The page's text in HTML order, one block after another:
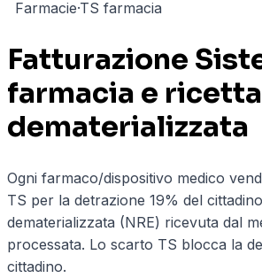
Farmacie·TS farmacia
Fatturazione
farmacia e ricetta
dematerializzata
Ogni farmaco/dispositivo medico
TS per la detrazione 19% del
dematerializzata (NRE) ricevuta dal
processata. Lo scarto TS blocca la
cittadino.